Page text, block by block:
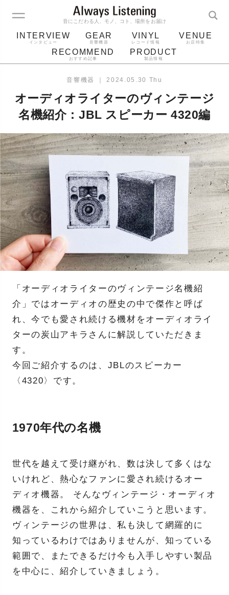
音にこだわる人、モノ、コト、場所をお届け
INTERVIEW
インタビュー
GEAR
音響機器
VINYL
レコード情報
VENUE
お店特集
RECOMMEND
おすすめ記事
PRODUCT
製品情報
bluetooth
レコード針
音響機器 ｜ 2024.05.30 Thu
オーディオライターのヴィンテージ
名機紹介：JBL スピーカー 4320編
「オーディオライターのヴィンテージ名機紹
介」ではオーディオの歴史の中で傑作と呼ば
れ、今でも愛され続ける機材をオーディオライ
ターの炭山アキラさんに解説していただきま
す。
今回ご紹介するのは、JBLのスピーカー
〈4320〉です。
1970年代の名機
世代を越えて受け継がれ、数は決して多くはな
いけれど、熱心なファンに愛され続けるオー
ディオ機器。 そんなヴィンテージ・オーディオ
機器を、これから紹介していこうと思います。
ヴィンテージの世界は、私も決して網羅的に
知っているわけではありませんが、知っている
範囲で、またできるだけ今も入手しやすい製品
を中心に、紹介していきましょう。